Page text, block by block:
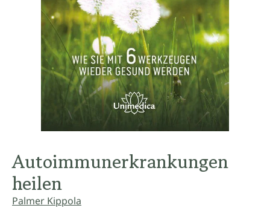
Autoimmunerkrankungen
heilen
Palmer Kippola